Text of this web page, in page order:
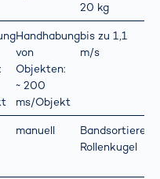
20 kg
Handhabung
von
Objekten:
~ 200
ms/Objekt
bis zu 1,1
m/s
manuell
Bandsortierer,
Rollenkugel